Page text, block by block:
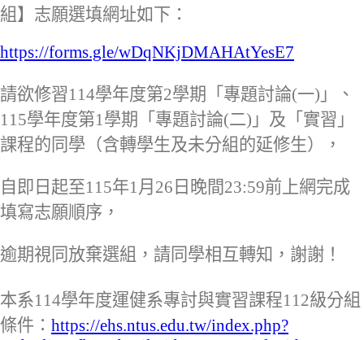
組】志願選填網址如下：
https://forms.gle/wDqNKjDMAHAtYesE7
請欲修習114學年度第2學期「專題討論(一)」、
115學年度第1學期「專題討論(二)」及「實習」
課程的同學（含轉學生及未分組的延修生），
自即日起至115年1月26日晚間23:59前上網完成
填寫志願順序，
逾期視同放棄選組，請同學相互轉知，謝謝！
本系114學年度運健系專討與實習課程112級分組
條件： https://ehs.ntus.edu.tw/index.php?